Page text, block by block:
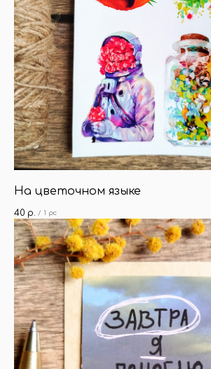
На цветочном языке
40 р. / 1 pc